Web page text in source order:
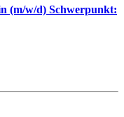
(m/w/d) Schwerpunkt: